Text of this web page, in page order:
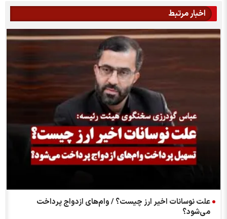
اخبار مرتبط
علت نوسانات اخیر ارز چیست؟ / وام‌های ازدواج پرداخت
می‌شود؟